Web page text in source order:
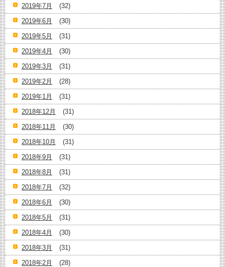
2019年7月
(32)
2019年6月
(30)
2019年5月
(31)
2019年4月
(30)
2019年3月
(31)
2019年2月
(28)
2019年1月
(31)
2018年12月
(31)
2018年11月
(30)
2018年10月
(31)
2018年9月
(31)
2018年8月
(31)
2018年7月
(32)
2018年6月
(30)
2018年5月
(31)
2018年4月
(30)
2018年3月
(31)
2018年2月
(28)